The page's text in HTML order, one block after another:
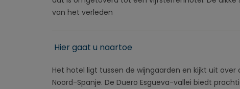
van het verleden
Hier gaat u naartoe
Het hotel ligt tussen de wijngaarden en kijkt uit over
Noord-Spanje. De Duero Esgueva-vallei biedt